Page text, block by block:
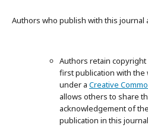
Authors who publish with this
Authors retain
first publication with
under a Creative
allows others to share
acknowledgement of
publication in this